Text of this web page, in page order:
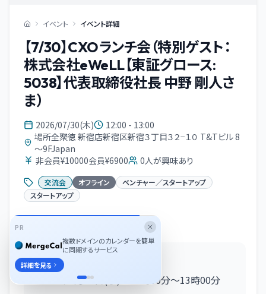
イベント イベント詳細
【7/30】CXOランチ会（特別ゲスト：
株式会社eWeLL【東証グロース:
5038】代表取締役社長 中野 剛人さ
ま）
2026/07/30(木)
12:00 - 13:00
場所全聚徳 新宿店新宿区新宿３丁目３２−１０ T&Tビル 8
～9FJapan
非会員¥10000会員¥6900
0人が興味あり
交流会 オフライン
ベンチャー／スタートアップ
スタートアップ
■日時
2026年7月30日(水) 12時00分〜13時00分
PR
複数ドメインのカレンダーを簡単
に同期するサービス
詳細を見る